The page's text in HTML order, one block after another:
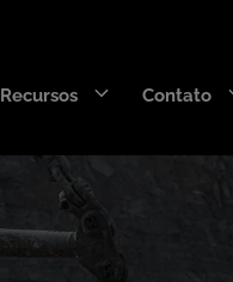
GET Trakka™
Recursos Contato